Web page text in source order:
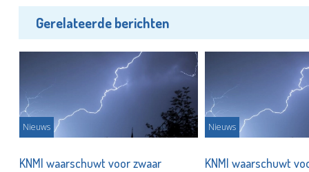
Gerelateerde berichten
Nieuws
KNMI waarschuwt voor zwaar
Nieuws
KNMI waarschuwt